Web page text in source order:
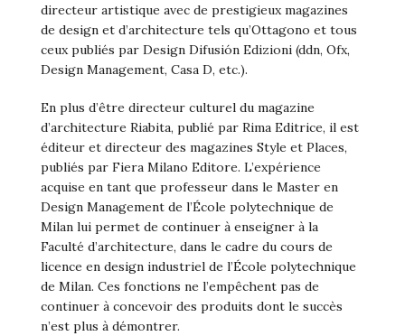
directeur artistique avec de prestigieux magazines
de design et d’architecture tels qu’Ottagono et tous
ceux publiés par Design Difusión Edizioni (ddn, Ofx,
Design Management, Casa D, etc.).
En plus d’être directeur culturel du magazine
d’architecture Riabita, publié par Rima Editrice, il est
éditeur et directeur des magazines Style et Places,
publiés par Fiera Milano Editore. L’expérience
acquise en tant que professeur dans le Master en
Design Management de l’École polytechnique de
Milan lui permet de continuer à enseigner à la
Faculté d’architecture, dans le cadre du cours de
licence en design industriel de l’École polytechnique
de Milan. Ces fonctions ne l’empêchent pas de
continuer à concevoir des produits dont le succès
n’est plus à démontrer.